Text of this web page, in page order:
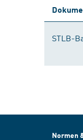
STLB-
Normen